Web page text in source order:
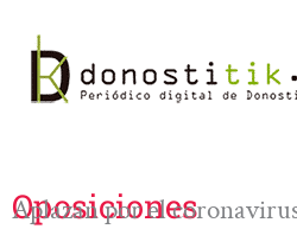
contenido
Oposiciones
Aplazan por el